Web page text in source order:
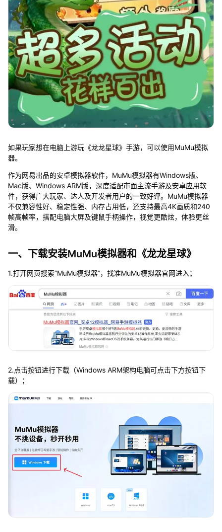
如果玩家想在电脑上游玩《龙龙星球》手游，可以使用MuMu模拟
器。
作为网易出品的安卓模拟器软件，MuMu模拟器有Windows版、
Mac版、Windows ARM版，深度适配市面主流手游及安卓应用软
件，获得广大玩家、达人及开发者用户的一致好评。MuMu模拟器
不仅兼容性好、稳定性强、内存占用低，还支持最高4K画质和240
帧高帧率，搭配电脑大屏及键鼠手柄操作，视觉更酷炫，体验更丝
滑。
一、下载安装MuMu模拟器和《龙龙星球》
1.打开网页搜索“MuMu模拟器”，找准MuMu模拟器官网进入；
2.点击按钮进行下载（Windows ARM架构电脑可点击下方按钮下
载）；